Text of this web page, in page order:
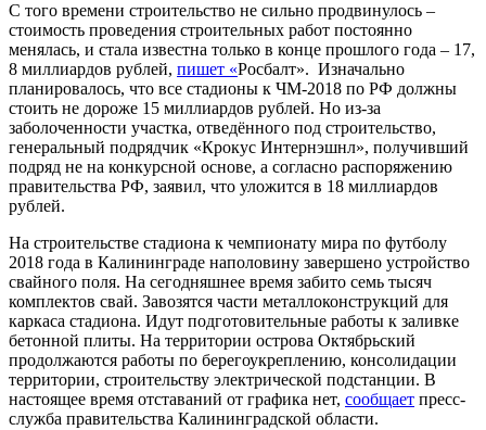
С того времени строительство не сильно продвинулось –
стоимость проведения строительных работ постоянно
менялась, и стала известна только в конце прошлого года – 17,
8 миллиардов рублей, пишет «Росбалт». Изначально
планировалось, что все стадионы к ЧМ-2018 по РФ должны
стоить не дороже 15 миллиардов рублей. Но из-за
заболоченности участка, отведённого под строительство,
генеральный подрядчик «Крокус Интернэшнл», получивший
подряд не на конкурсной основе, а согласно распоряжению
правительства РФ, заявил, что уложится в 18 миллиардов
рублей.
На строительстве стадиона к чемпионату мира по футболу
2018 года в Калининграде наполовину завершено устройство
свайного поля. На сегодняшнее время забито семь тысяч
комплектов свай. Завозятся части металлоконструкций для
каркаса стадиона. Идут подготовительные работы к заливке
бетонной плиты. На территории острова Октябрьский
продолжаются работы по берегоукреплению, консолидации
территории, строительству электрической подстанции. В
настоящее время отставаний от графика нет, сообщает пресс-
служба правительства Калининградской области.